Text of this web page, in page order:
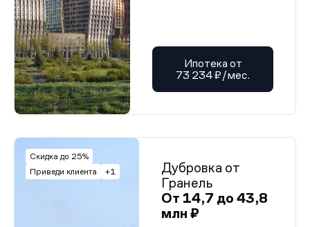
Ипотека от
73 234 ₽/мес.
Скидка до 25%
Приведи клиента
+1
Дубровка от
Гранель
От 14,7 до 43,8
млн ₽